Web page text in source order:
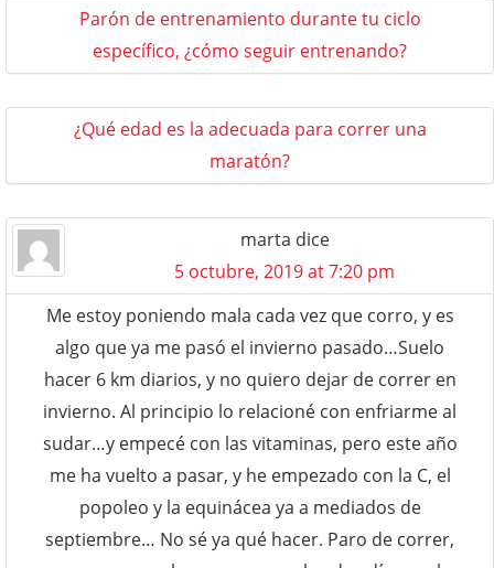
Parón de entrenamiento durante tu ciclo
específico, ¿cómo seguir entrenando?
¿Qué edad es la adecuada para correr una
maratón?
marta dice
5 octubre, 2019 at 7:20 pm
Me estoy poniendo mala cada vez que corro, y es
algo que ya me pasó el invierno pasado…Suelo
hacer 6 km diarios, y no quiero dejar de correr en
invierno. Al principio lo relacioné con enfriarme al
sudar…y empecé con las vitaminas, pero este año
me ha vuelto a pasar, y he empezado con la C, el
popoleo y la equinácea ya a mediados de
septiembre… No sé ya qué hacer. Paro de correr,